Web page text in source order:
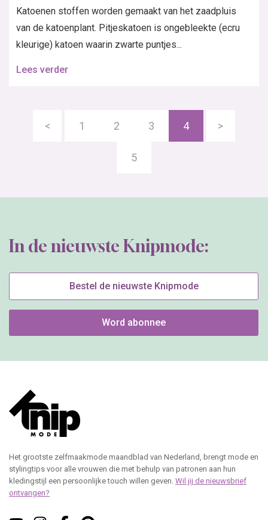
Katoenen stoffen worden gemaakt van het zaadpluis
van de katoenplant. Pitjeskatoen is ongebleekte (ecru
kleurige) katoen waarin zwarte puntjes...
Lees verder
< 1 2 3 4
5
>
In de nieuwste Knipmode:
Bestel de nieuwste Knipmode
Word abonnee
Het grootste zelfmaakmode maandblad van Nederland, brengt mode en
stylingtips voor alle vrouwen die met behulp van patronen aan hun
kledingstijl een persoonlijke touch willen geven. Wil jij de nieuwsbrief
ontvangen?